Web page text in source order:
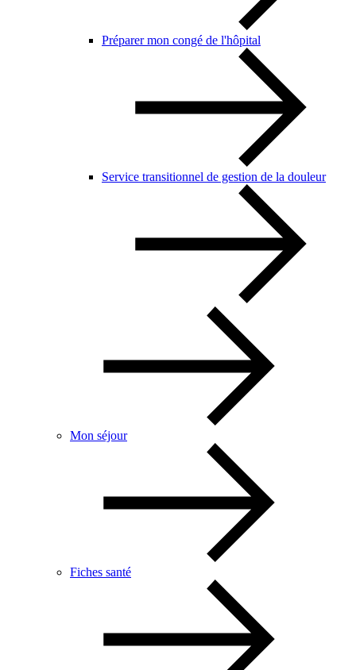
Préparer mon congé de l'hôpital
Service transitionnel de gestion de la douleur
Mon séjour
Fiches santé